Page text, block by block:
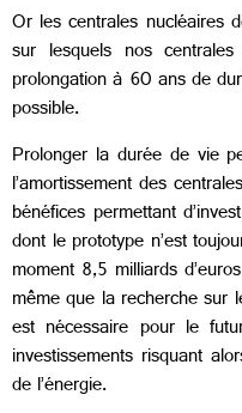
Or les centrales nucléaires
sur lesquels nos
prolongation à 60 ans de
possible.
Prolonger la durée de vie
l’amortissement des
bénéfices permettant
dont le prototype n’est
moment 8,5 milliards
même que la recherche sur
est nécessaire pour le
investissements risquant
de l’énergie.